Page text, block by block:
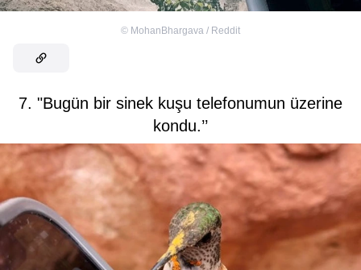
© MohanBhargava / Reddit
7. "Bugün bir sinek kuşu telefonumun üzerine
kondu.’’